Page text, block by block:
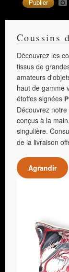
Coussins
Découvrez les
tissus de
amateurs
haut de gamme
étoffes signées
Découvrez
conçus à la
singulière.
de la livraison
Agrandir